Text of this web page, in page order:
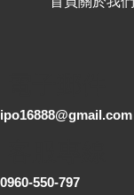
ipo16888@gmail.com
0960-550-797